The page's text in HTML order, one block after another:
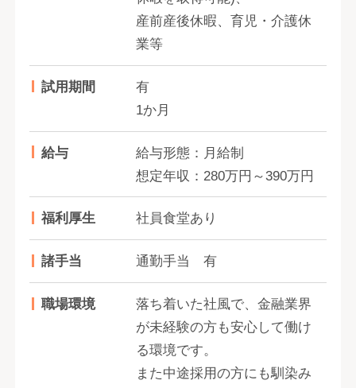
産前産後休暇、育児・介護休
業等
試用期間
有
1か月
給与
給与形態：月給制
想定年収：280万円～390万円
福利厚生 社員食堂あり
諸手当 通勤手当 有
職場環境
落ち着いた社風で、金融業界
が未経験の方も安心して働け
る環境です。
また中途採用の方にも馴染み